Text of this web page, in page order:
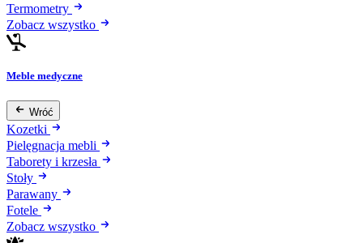
Termometry
Zobacz wszystko
Meble medyczne
Wróć
Kozetki
Pielęgnacja mebli
Taborety i krzesła
Stoły
Parawany
Fotele
Zobacz wszystko